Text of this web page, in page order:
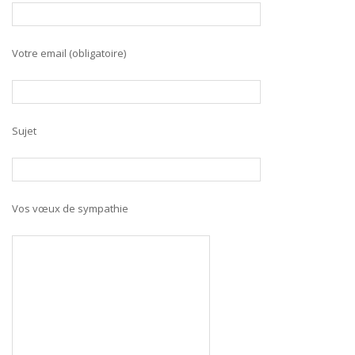
Votre email (obligatoire)
Sujet
Vos vœux de sympathie